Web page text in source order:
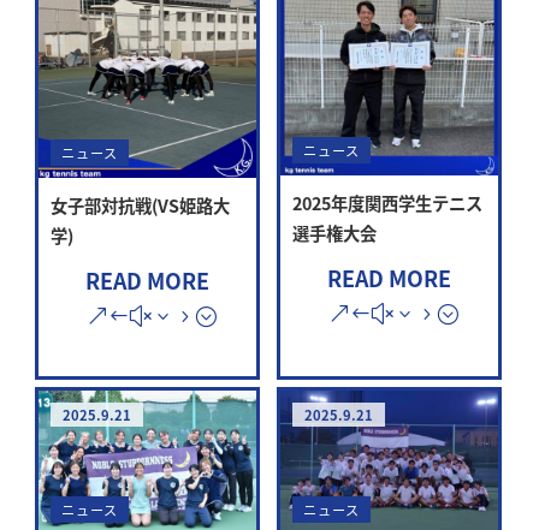
ニュース
女子部対抗戦(VS姫路大
学)
READ MORE
ニュース
2025年度関西学生テニス
選手権大会
READ MORE
2025.9.21
ニュース
2025.9.21
ニュース